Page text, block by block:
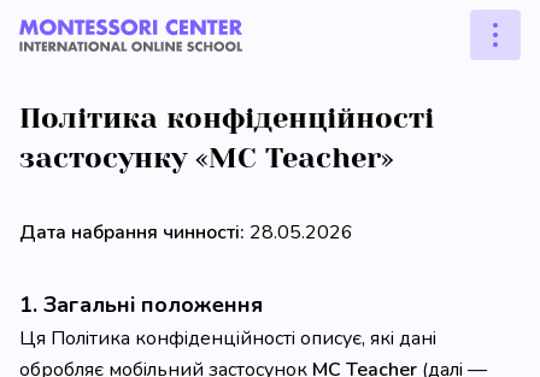
Політика конфіденційності
застосунку «MC Teacher»
Дата набрання чинності: 28.05.2026
1. Загальні положення
Ця Політика конфіденційності описує, які дані
обробляє мобільний застосунок MC Teacher (далі —